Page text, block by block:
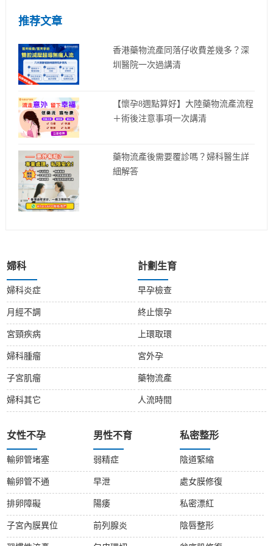
推荐文章
香港藥物流產同落仔收費差幾多？深
圳醫院一次過講清
【懷孕8週點算好】大陸藥物流產流程
＋術後注意事項一次講清
藥物流產後需要覆診嗎？婦科醫生詳
細解答
婦科
婦科炎症
月經不調
宮頸疾病
婦科腫瘤
子宮肌瘤
婦科其它
計劃生育
早孕檢查
終止懷孕
上環取環
宮外孕
藥物流產
人流時間
女性不孕
輸卵管堵塞
輸卵管不通
排卵障礙
子宮內膜異位
男性不育
弱精症
早泄
陽痿
前列腺炎
私密整形
陰道緊縮
處女膜修復
私密漂紅
陰唇整形